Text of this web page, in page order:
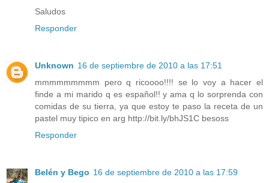
Saludos
Responder
Unknown 16 de septiembre de 2010 a las 17:51
mmmmmmmmm pero q ricoooo!!!! se lo voy a hacer el
finde a mi marido q es español!! y ama q lo sorprenda con
comidas de su tierra, ya que estoy te paso la receta de un
pastel muy tipico en arg http://bit.ly/bhJS1C besoss
Responder
Belén y Bego 16 de septiembre de 2010 a las 17:59